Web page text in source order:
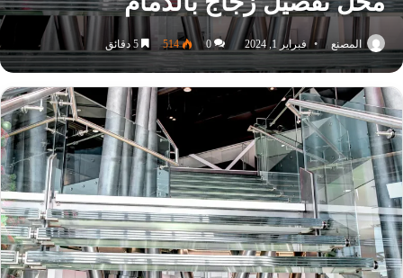
المصنع فبراير 1, 2024 0
514